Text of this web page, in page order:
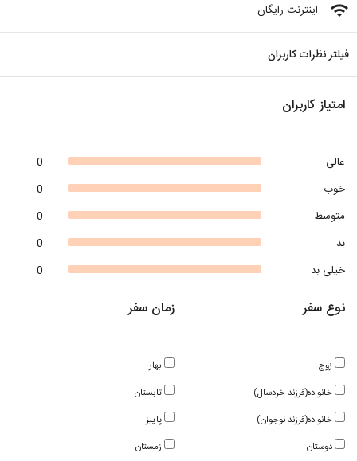
wifi اینترنت رایگان
فیلتر نظرات کاربران
امتیاز کاربران
0
عالی
0
خوب
0
متوسط
0
بد
0
خیلی بد
زمان سفر
بهار
تابستان
پاییز
زمستان
نوع سفر
زوج
خانواده(فرزند خردسال)
خانواده(فرزند نوجوان)
دوستان